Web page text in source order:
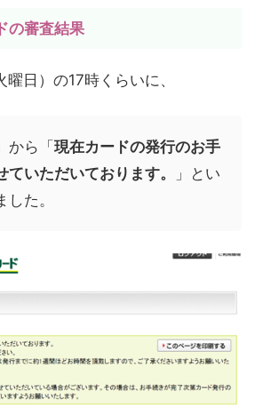
の審査結果
日）の17時くらいに、
から「現在カードの発行のお手
いただいております。
」とい
た。